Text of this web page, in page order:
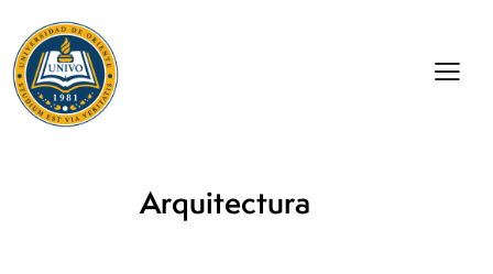
Arquitectura